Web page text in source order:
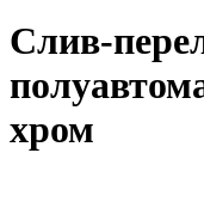
Слив-
хром